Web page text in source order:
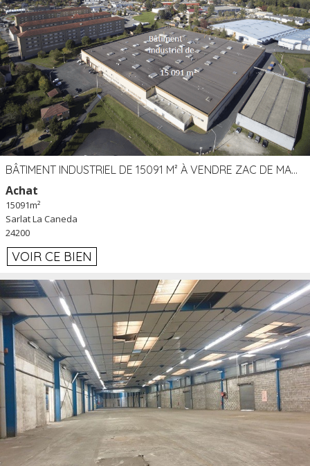
BÂTIMENT INDUSTRIEL DE 15091 M² À VENDRE ZAC DE MADRAZÈS À SARLAT (24)
Achat
15091m²
Sarlat La Caneda
24200
VOIR CE BIEN